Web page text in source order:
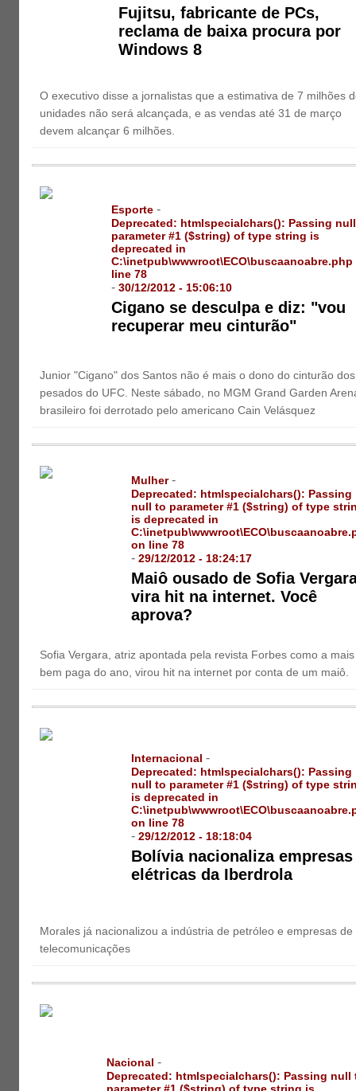
Fujitsu, fabricante de PCs,
reclama de baixa procura por
Windows 8
O executivo disse a jornalistas que a estimativa de 7 milhões
unidades não será alcançada, e as vendas até 31 de março
devem alcançar 6 milhões.
Esporte -
Deprecated: htmlspecialchars(): Passing
parameter #1 ($string) of type string is
deprecated in
C:\inetpub\wwwroot\ECO\buscaanoabre.php
line78
-30/12/2012 - 15:06:10
Cigano se desculpa e diz: "vou
recuperar meu cinturão"
Junior "Cigano" dos Santos não é mais o dono do cinturão dos
pesados do UFC. Neste sábado, no MGM Grand Garden
brasileiro foi derrotado pelo americano Cain Velásquez
Mulher-
Deprecated: htmlspecialchars(): Passing
null to parameter #1 ($string) of type
is deprecated in
on line78
-29/12/2012 - 18:24:17
Maiô ousado de Sofia
vira hit na internet. Você
aprova?
Sofia Vergara, atriz apontada pela revista Forbes como a mais
bem paga do ano, virou hit na internet por conta de um maiô.
Internacional -
Deprecated: htmlspecialchars(): Passing
null to parameter #1 ($string) of type
is deprecated in
on line78
-29/12/2012 - 18:18:04
Bolívia nacionaliza empresas
elétricas da Iberdrola
Morales já nacionalizou a indústria de petróleo e empresas de
telecomunicações
Nacional -
Deprecated: htmlspecialchars(): Passing null